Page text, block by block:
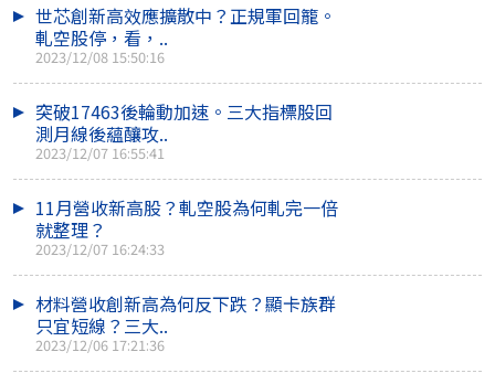
世芯創新高效應擴散中？正規軍回籠。
軋空股停，看，..
2023/12/08 15:50:16
突破17463後輪動加速。三大指標股回
測月線後蘊釀攻..
2023/12/07 16:55:41
11月營收新高股？軋空股為何軋完一倍
就整理？
2023/12/07 16:24:33
材料營收創新高為何反下跌？顯卡族群
只宜短線？三大..
2023/12/06 17:21:36